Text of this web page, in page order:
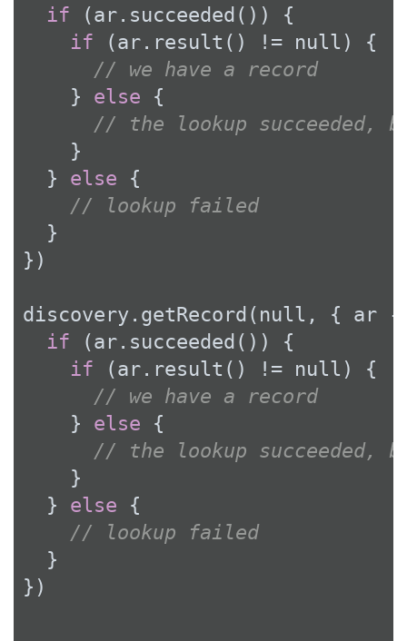
if (ar.succeeded()) {
if (ar.result() != null ) {
// we have a record
    }
else {
// the lookup succeeded,
    }
  }
else {
// lookup failed
  }
})
discovery.getRecord( null , { ar -
if (ar.succeeded()) {
if (ar.result() != null ) {
// we have a record
    }
else {
// the lookup succeeded,
    }
  }
else {
// lookup failed
  }
})